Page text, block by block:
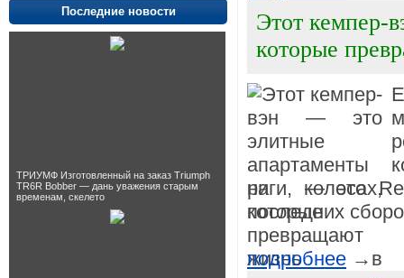
Последние новости
ТРИУМФ Изготовленный на заказ Triumph
TR6R Bobber — дань уважения старым
временам, скелето
Этот кемпер-
которые
риги, — это
последних
подробнее →